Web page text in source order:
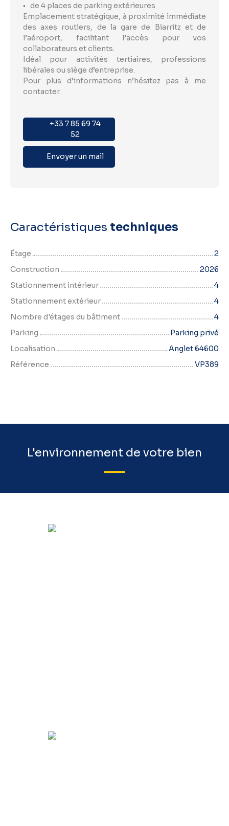
de 4 places de parking extérieures
Emplacement stratégique, à proximité immédiate
des axes routiers, de la gare de Biarritz et de
l’aéroport, facilitant l’accès pour vos
collaborateurs et clients.
Idéal pour activités tertiaires, professions
libérales ou siège d’entreprise.
Pour plus d’informations n’hésitez pas à me
contacter.
+33 7 85 69 74
52
Envoyer un mail
Caractéristiques techniques
Étage
2
Construction
2026
Stationnement intérieur
4
Stationnement extérieur
4
Nombre d'étages du bâtiment
4
Parking
Parking privé
Localisation
Anglet 64600
Référence
VP389
L'environnement de votre bien